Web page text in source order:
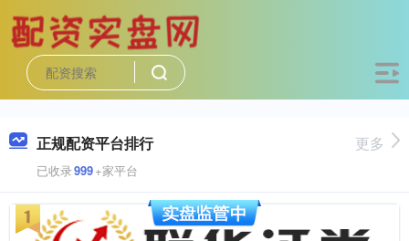
正规配资平台排行
已收录999+家平台
更多